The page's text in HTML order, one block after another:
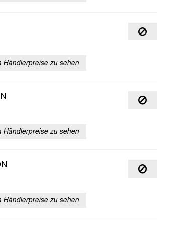
Händlerpreise zu sehen
Händlerpreise zu sehen
Händlerpreise zu sehen